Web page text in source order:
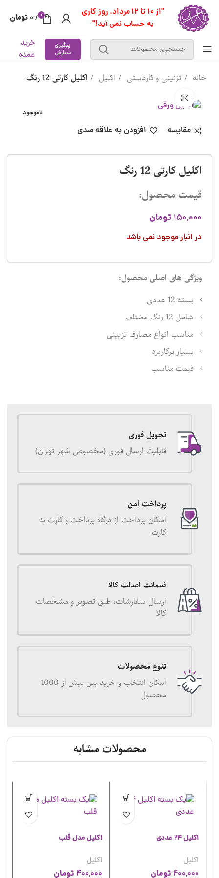
"از 10 تا 12 مرداد، روز کاری
به حساب نمی آید!"
0
/
0 تومان
پیگیری
سفارش
خرید
عمده
خانه تزئینی و کاردستی اکلیل اکلیل کارتی 12 رنگ
ناموجود
مقایسه افزودن به علاقه مندی
اکلیل کارتی 12 رنگ
قیمت محصول:
150,000 تومان
در انبار موجود نمی باشد
ویژگی های اصلی محصول:
بسته 12 عددی
شامل 12 رنگ مختلف
مناسب انواع مصارف تزیینی
بسیار پرکاربرد
قیمت مناسب
تحویل فوری
قابلیت ارسال فوری (مخصوص شهر تهران)
پرداخت امن
امکان پرداخت از درگاه پرداخت و کارت به
کارت
ضمانت اصالت کالا
ارسال سفارشات، طبق تصویر و مشخصات
کالا
تنوع محصولات
امکان انتخاب و خرید بین بیش از 1000
محصول
محصولات مشابه
اکلیل 24 عددی
اکلیل
400,000 تومان
اکلیل مدل قلب
اکلیل
400,000 تومان